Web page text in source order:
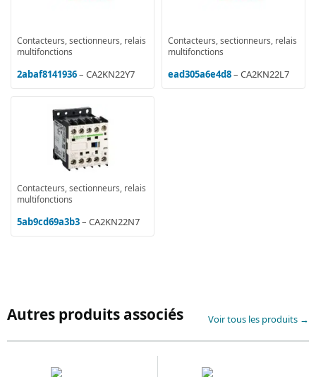
Contacteurs, sectionneurs, relais
multifonctions
2abaf8141936– CA2KN22Y7
Contacteurs, sectionneurs, relais
multifonctions
ead305a6e4d8– CA2KN22L7
Contacteurs, sectionneurs, relais
multifonctions
5ab9cd69a3b3– CA2KN22N7
Autres produits associés Voir tous les produits →